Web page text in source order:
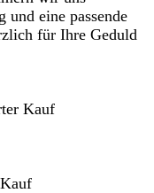
und eine passende
für Ihre Geduld
Kauf